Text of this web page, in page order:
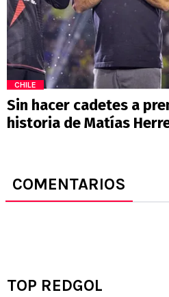
CHILE
Sin hacer cadetes a
historia de Matías
COMENTARIOS
TOP REDGOL